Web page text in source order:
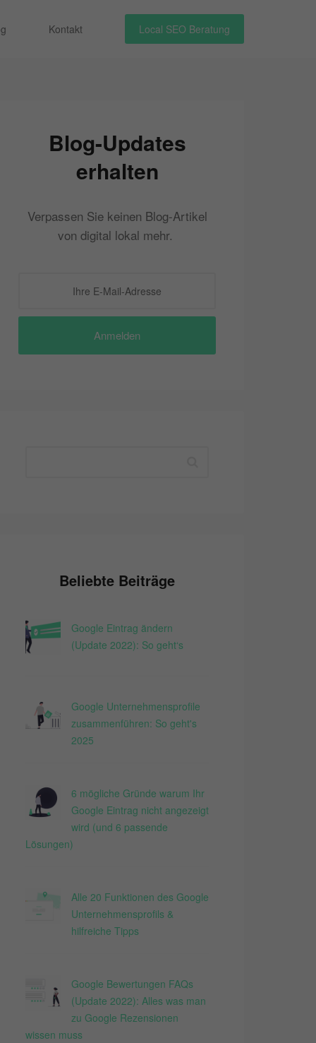
Kontakt Local SEO Beratung
Blog-Updates
erhalten
Verpassen Sie keinen Blog-Artikel
von digital lokal mehr.
Anmelden
Beliebte Beiträge
Google Eintrag ändern
(Update 2022): So geht‘s
Google Unternehmensprofile
zusammenführen: So geht's
2025
6 mögliche Gründe warum Ihr
Google Eintrag nicht angezeigt
wird (und 6 passende
Lösungen)
Alle 20 Funktionen des Google
Unternehmensprofils &
hilfreiche Tipps
Google Bewertungen FAQs
(Update 2022): Alles was man
zu Google Rezensionen
wissen muss